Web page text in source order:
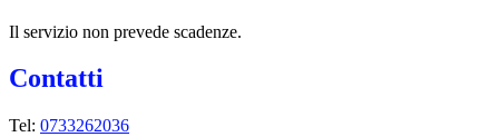
Il servizio non prevede scadenze.
Contatti
Tel: 0733262036